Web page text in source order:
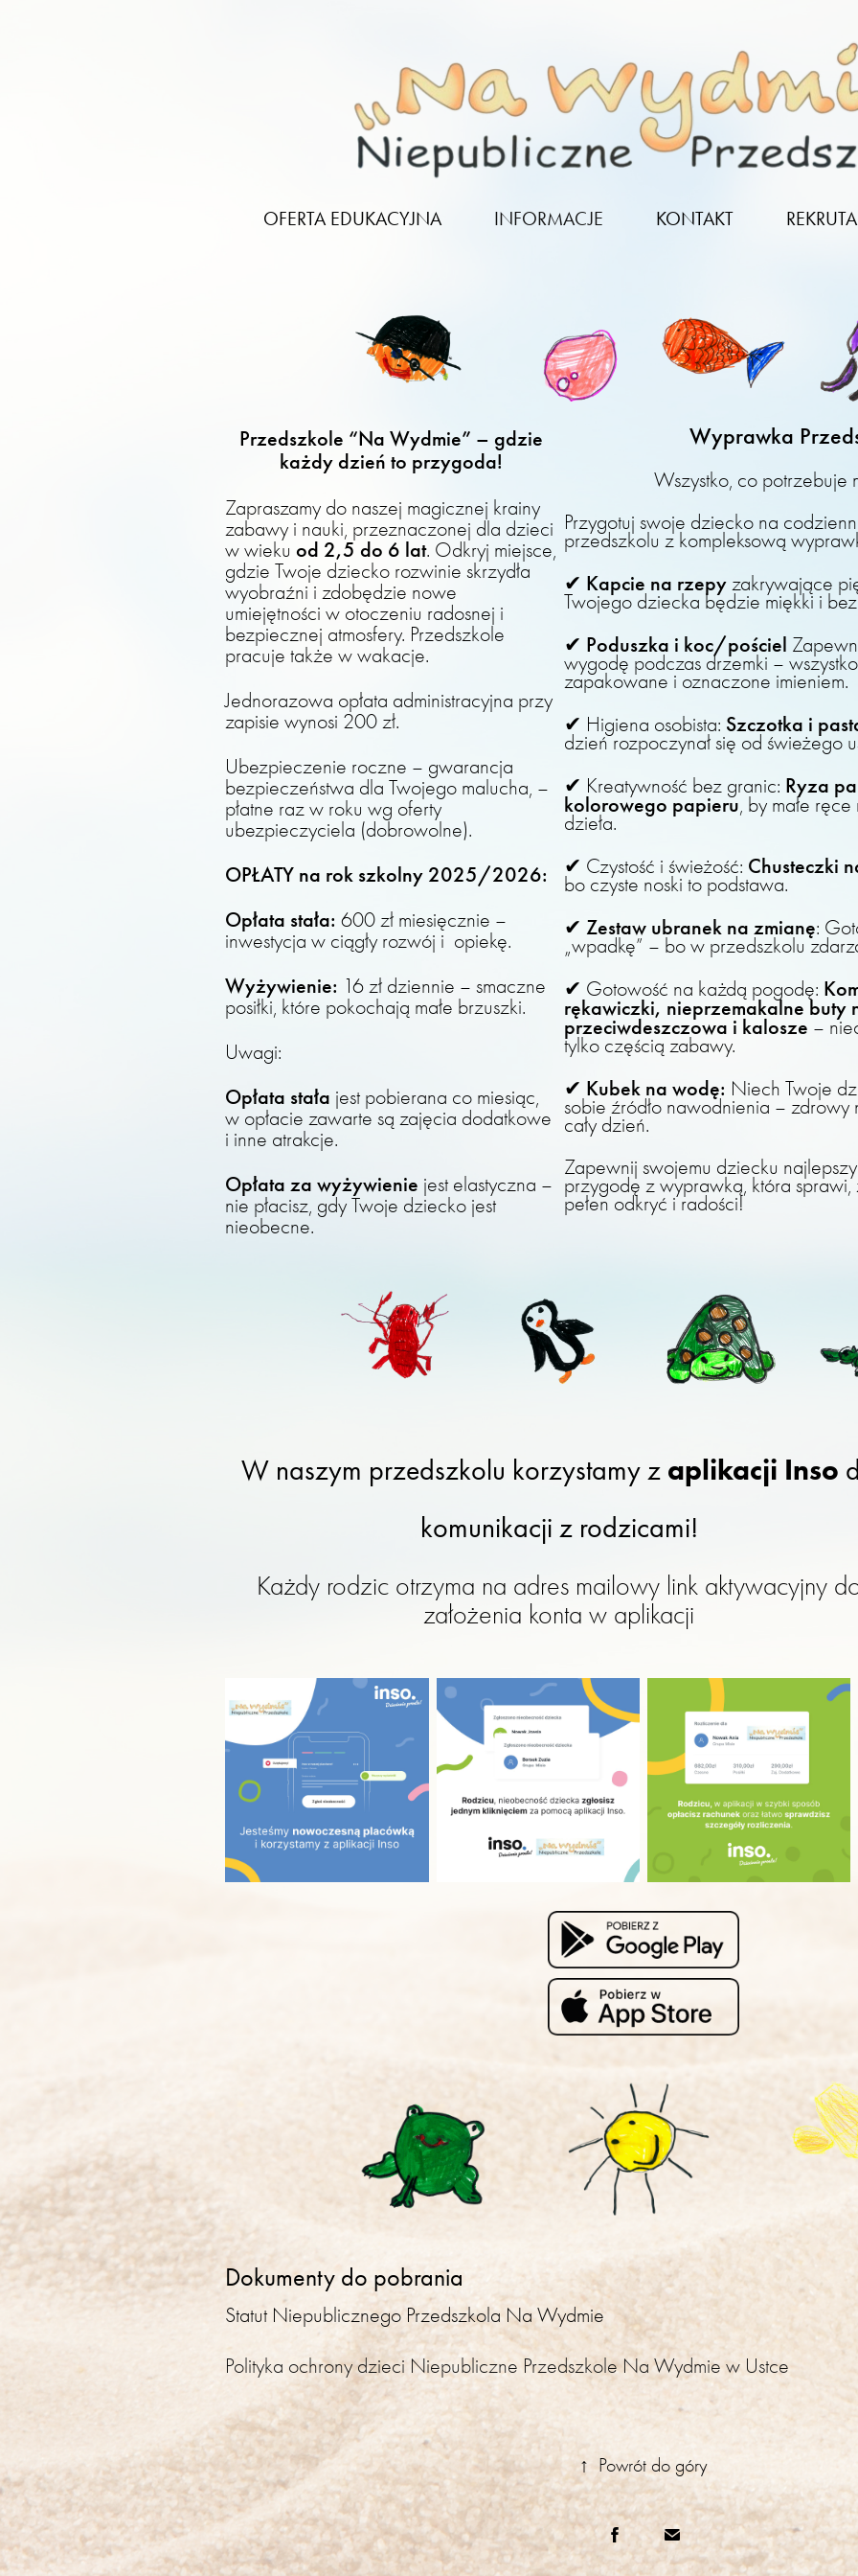
OFERTA EDUKACYJNA INFORMACJE KONTAKT
Przedszkole “Na Wydmie” – gdzie
każdy dzień to przygoda!
Zapraszamy do naszej magicznej krainy
zabawy i nauki, przeznaczonej dla dzieci
w wiekuod 2,5 do 6 lat. Odkryj miejsce,
gdzie Twoje dziecko rozwinie skrzydła
wyobraźni i zdobędzie nowe
umiejętności w otoczeniu radosnej i
bezpiecznej atmosfery. Przedszkole
pracuje także w wakacje.
Jednorazowa opłata administracyjna przy
zapisie wynosi 200 zł.
Ubezpieczenie roczne – gwarancja
bezpieczeństwa dla Twojego malucha, –
płatne raz w roku wg oferty
ubezpieczyciela (dobrowolne).
OPŁATY na rok szkolny 2025/2026:
Opłata stała: 600 zł miesięcznie –
inwestycja w ciągły rozwój i opiekę.
Wyżywienie: 16 zł dziennie – smaczne
posiłki, które pokochają małe brzuszki.
Uwagi:
Opłata stała jest pobierana co miesiąc,
w opłacie zawarte są zajęcia dodatkowe
i inne atrakcje.
Opłata za wyżywienie jest elastyczna –
nie płacisz, gdy Twoje dziecko jest
nieobecne.
Wyprawka
Wszystko, co potrzebuje
Przygotuj swoje dziecko na
przedszkolu z kompleksową
✔ Kapcie na rzepyzakrywające
Twojego dziecka będzie miękki i
✔ Poduszka i koc/pościel
wygodę podczas drzemki –
zapakowane i oznaczone imieniem.
✔ Higiena osobista: Szczotka i
dzień rozpoczynał się od świeżego
✔ Kreatywność bez granic: Ryza
kolorowego papieru, by małe
dzieła.
✔ Czystość i świeżość: Chusteczki
bo czyste noski to podstawa.
✔ Zestaw ubranek na zmianę:
„wpadkę” – bo w przedszkolu
✔ Gotowość na każdą pogodę:
rękawiczki, nieprzemakalne buty
przeciwdeszczowa i kalosze –
tylko częścią zabawy.
✔ Kubek na wodę: Niech Twoje
sobie źródło nawodnienia –
cały dzień.
Zapewnij swojemu dziecku
przygodę z wyprawką, która
pełen odkryć i radości!
W naszym przedszkolu korzystamy z aplikacji Inso
komunikacji z rodzicami!
Każdy rodzic otrzyma na adres mailowy link aktywacyjny
założenia konta w aplikacji
Dokumenty do pobrania
Statut Niepublicznego Przedszkola Na Wydmie
Polityka ochrony dzieci Niepubliczne Przedszkole NaWydmiew Ustce
↑ Powrót do góry